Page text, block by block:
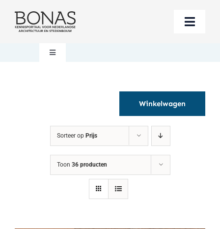
naar
Toggle
Berichten
Steun BONAS
Toggle
Winkelwagen
Sorteer op Prijs
Toon 36 producten